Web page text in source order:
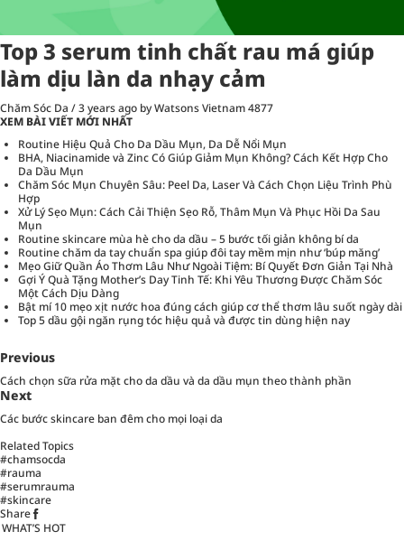
Top 3 serum tinh chất rau má giúp
làm dịu làn da nhạy cảm
Chăm Sóc Da /3 years ago by Watsons Vietnam4877
XEM BÀI VIẾT MỚI NHẤT
Routine Hiệu Quả Cho Da Dầu Mụn, Da Dễ Nổi Mụn
BHA, Niacinamide và Zinc Có Giúp Giảm Mụn Không? Cách Kết Hợp Cho
Da Dầu Mụn
Chăm Sóc Mụn Chuyên Sâu: Peel Da, Laser Và Cách Chọn Liệu Trình Phù
Hợp
Xử Lý Sẹo Mụn: Cách Cải Thiện Sẹo Rỗ, Thâm Mụn Và Phục Hồi Da Sau
Mụn
Routine skincare mùa hè cho da dầu – 5 bước tối giản không bí da
Routine chăm da tay chuẩn spa giúp đôi tay mềm mịn như ‘búp măng’
Mẹo Giữ Quần Áo Thơm Lâu Như Ngoài Tiệm: Bí Quyết Đơn Giản Tại Nhà
Gợi Ý Quà Tặng Mother’s Day Tinh Tế: Khi Yêu Thương Được Chăm Sóc
Một Cách Dịu Dàng
Bật mí 10 mẹo xịt nước hoa đúng cách giúp cơ thể thơm lâu suốt ngày dài
Top 5 dầu gội ngăn rụng tóc hiệu quả và được tin dùng hiện nay
Previous
Cách chọn sữa rửa mặt cho da dầu và da dầu mụn theo thành phần
Next
Các bước skincare ban đêm cho mọi loại da
Related Topics
#chamsocda
#rauma
#serumrauma
#skincare
Share
WHAT’S HOT